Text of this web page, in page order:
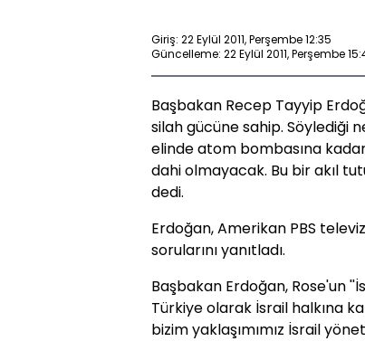
Giriş: 22 Eylül 2011, Perşembe 12:35
Güncelleme: 22 Eylül 2011, Perşembe
Başbakan Recep Tayyip
silah gücüne sahip. Söylediği
elinde atom bombasına
dahi olmayacak. Bu bir akıl
dedi.
Erdoğan, Amerikan PBS
sorularını yanıtladı.
Başbakan Erdoğan, Rose'un
Türkiye olarak İsrail halkına
bizim yaklaşımımız İsrail